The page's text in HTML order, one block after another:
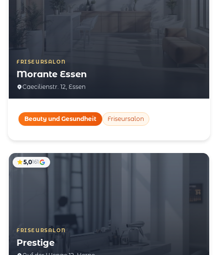
FRISEURSALON
Morante Essen
Caecilienstr. 12, Essen
Beauty und Gesundheit Friseursalon
FRISEURSALON
Prestige
5,0161